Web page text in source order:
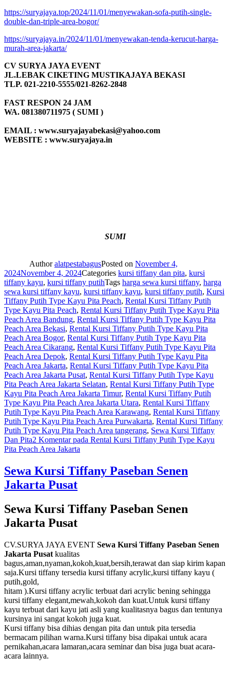
https://suryajaya.top/2024/11/01/menyewakan-sofa-putih-single-
double-dan-triple-area-bogor/
https://suryajaya.in/2024/11/01/menyewakan-tenda-kerucut-harga-
murah-area-jakarta/
CV SURYA JAYA EVENT
JL.LEBAK CIKETING MUSTIKAJAYA BEKASI
TLP. 021-2210-5555/021-8262-2848
FAST RESPON 24 JAM
WA. 081380711975 ( SUMI )
EMAIL : www.suryajayabekasi@yahoo.com
WEBSITE : www.suryajaya.in
SUMI
AuthoralatpestabagusPosted on November 4,
2024November 4, 2024Categories kursi tiffany dan pita, kursi
tiffany kayu, kursi tiffany putihTags harga sewa kursi tiffany, harga
sewa kursi tiffany kayu, kursi tiffany kayu, kursi tiffany putih, Kursi
Tiffany Putih Type Kayu Pita Peach, Rental Kursi Tiffany Putih
Type Kayu Pita Peach, Rental Kursi Tiffany Putih Type Kayu Pita
Peach Area Bandung, Rental Kursi Tiffany Putih Type Kayu Pita
Peach Area Bekasi, Rental Kursi Tiffany Putih Type Kayu Pita
Peach Area Bogor, Rental Kursi Tiffany Putih Type Kayu Pita
Peach Area Cikarang, Rental Kursi Tiffany Putih Type Kayu Pita
Peach Area Depok, Rental Kursi Tiffany Putih Type Kayu Pita
Peach Area Jakarta, Rental Kursi Tiffany Putih Type Kayu Pita
Peach Area Jakarta Pusat, Rental Kursi Tiffany Putih Type Kayu
Pita Peach Area Jakarta Selatan, Rental Kursi Tiffany Putih Type
Kayu Pita Peach Area Jakarta Timur, Rental Kursi Tiffany Putih
Type Kayu Pita Peach Area Jakarta Utara, Rental Kursi Tiffany
Putih Type Kayu Pita Peach Area Karawang, Rental Kursi Tiffany
Putih Type Kayu Pita Peach Area Purwakarta, Rental Kursi Tiffany
Putih Type Kayu Pita Peach Area tangerang, Sewa Kursi Tiffany
Dan Pita2 Komentarpada Rental Kursi Tiffany Putih Type Kayu
Pita Peach Area Jakarta
Sewa Kursi Tiffany Paseban Senen
Jakarta Pusat
Sewa Kursi Tiffany Paseban Senen
Jakarta Pusat
CV.SURYA JAYA EVENT Sewa Kursi Tiffany Paseban Senen
Jakarta Pusat kualitas
bagus,aman,nyaman,kokoh,kuat,bersih,terawat dan siap kirim kapan
saja.Kursi tiffany tersedia kursi tiffany acrylic,kursi tiffany kayu (
putih,gold,
hitam ).Kursi tiffany acrylic terbuat dari acrylic bening sehingga
kursi tiffany elegant,mewah,kokoh dan kuat.Untuk kursi tiffany
kayu terbuat dari kayu jati asli yang kualitasnya bagus dan tentunya
kursinya ini sangat kokoh juga kuat.
Kursi tiffany bisa dihias dengan pita dan untuk pita tersedia
bermacam pilihan warna.Kursi tiffany bisa dipakai untuk acara
pernikahan,acara lamaran,acara seminar dan bisa juga buat acara-
acara lainnya.